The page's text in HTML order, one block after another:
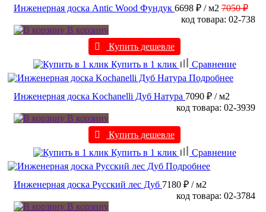
Инженерная доска Antic Wood Фундук 6698 ₽ / м2 7050 ₽
код товара: 02-738
В корзину
Купить дешевле
Купить в 1 клик
Сравнение
Подробнее
Инженерная доска Kochanelli Дуб Натура 7090 ₽ / м2
код товара: 02-3939
В корзину
Купить дешевле
Купить в 1 клик
Сравнение
Подробнее
Инженерная доска Русский лес Дуб 7180 ₽ / м2
код товара: 02-3784
В корзину